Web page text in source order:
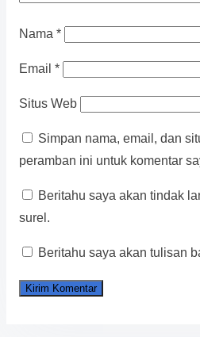
Nama *
Email *
Situs Web
Simpan nama, email, dan
peramban ini untuk komentar
Beritahu saya akan tindak
surel.
Beritahu saya akan tulisan